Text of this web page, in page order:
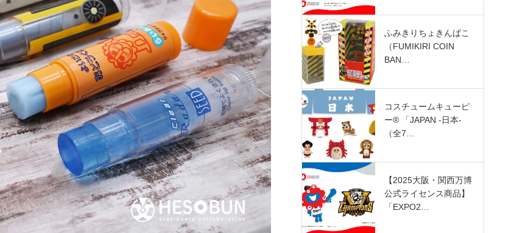
ふみきりちょきんばこ
（FUMIKIRI COIN
BAN…
コスチュームキューピ
ー®︎ 「JAPAN -日本-
（全7…
【2025大阪・関西万博
公式ライセンス商品】
「EXPO2…